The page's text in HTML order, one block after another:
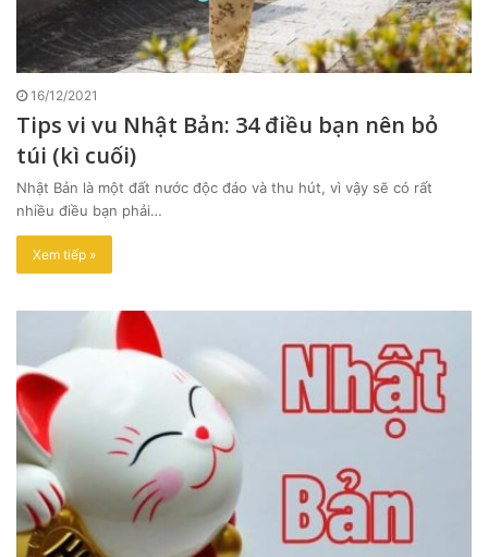
16/12/2021
Tips vi vu Nhật Bản: 34 điều bạn nên bỏ
túi (kì cuối)
Nhật Bản là một đất nước độc đáo và thu hút, vì vậy sẽ có rất
nhiều điều bạn phải…
Xem tiếp »